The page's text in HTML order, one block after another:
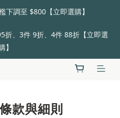
調至 $800【立即選購】
、3件 9折、4件 88折【立即選
】
款與細則